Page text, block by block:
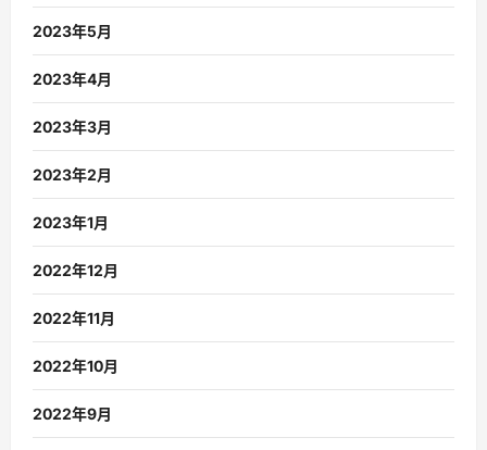
2023年5月
2023年4月
2023年3月
2023年2月
2023年1月
2022年12月
2022年11月
2022年10月
2022年9月